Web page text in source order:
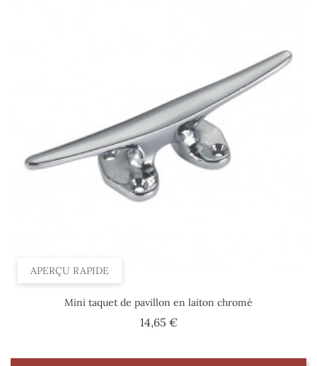
APERÇU RAPIDE
Mini taquet de pavillon en laiton chromé
14,65 €Prix